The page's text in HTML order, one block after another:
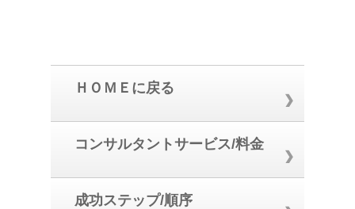
ＨＯＭＥに戻る
コンサルタントサービス/料金
成功ステップ/順序